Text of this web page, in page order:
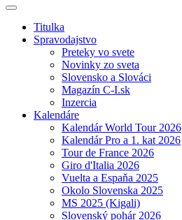
Titulka
Spravodajstvo
Preteky vo svete
Novinky zo sveta
Slovensko a Slováci
Magazín C-I.sk
Inzercia
Kalendáre
Kalendár World Tour 2026
Kalendár Pro a 1. kat 2026
Tour de France 2026
Giro d'Italia 2026
Vuelta a Espaňa 2025
Okolo Slovenska 2025
MS 2025 (Kigali)
Slovenský pohár 2026